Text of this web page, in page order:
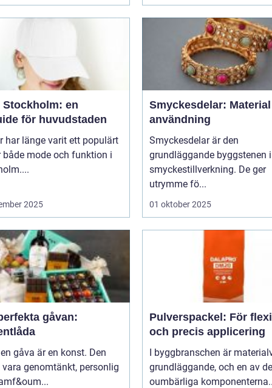
Stockholm: en
för huvudstaden
har länge varit ett populärt
både mode och funktion i
2025
Smyckesdelar:
användning
Smyckesdelar är den
grundläggande byggstenen i
smyckestillverkning. De ger
utrymme fö...
01 oktober 2025
gåvan:
gåva är en konst. Den
genomtänkt, personlig
Pulverspackel: För
och precis applicering
I byggbranschen är
grundläggande, och en av de
oumbärliga